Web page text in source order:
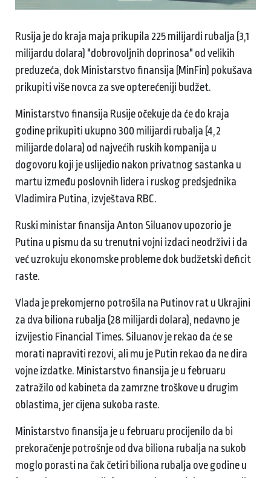
Rusija je do kraja maja prikupila 225 milijardi rubalja (3,1
milijardu dolara) "dobrovoljnih doprinosa" od velikih
preduzeća, dok Ministarstvo finansija (MinFin) pokušava
prikupiti više novca za sve opterećeniji budžet.
Ministarstvo finansija Rusije očekuje da će do kraja
godine prikupiti ukupno 300 milijardi rubalja (4,2
milijarde dolara) od najvećih ruskih kompanija u
dogovoru koji je uslijedio nakon privatnog sastanka u
martu između poslovnih lidera i ruskog predsjednika
Vladimira Putina, izvještava RBC.
Ruski ministar finansija Anton Siluanov upozorio je
Putina u pismu da su trenutni vojni izdaci neodrživi i da
već uzrokuju ekonomske probleme dok budžetski deficit
raste.
Vlada je prekomjerno potrošila na Putinov rat u Ukrajini
za dva biliona rubalja (28 milijardi dolara), nedavno je
izvijestio Financial Times. Siluanov je rekao da će se
morati napraviti rezovi, ali mu je Putin rekao da ne dira
vojne izdatke. Ministarstvo finansija je u februaru
zatražilo od kabineta da zamrzne troškove u drugim
oblastima, jer cijena sukoba raste.
Ministarstvo finansija je u februaru procijenilo da bi
prekoračenje potrošnje od dva biliona rubalja na sukob
moglo porasti na čak četiri biliona rubalja ove godine u